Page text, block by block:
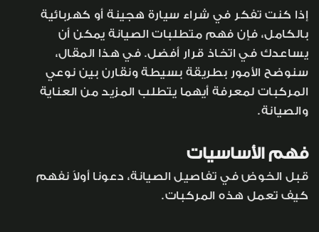
إذا كنت تفكر في شراء سيارة هجينة أو كهربائية
بالكامل، فإن فهم متطلبات الصيانة يمكن أن
يساعدك في اتخاذ قرار أفضل. في هذا المقال،
سنوضح الأمور بطريقة بسيطة ونقارن بين نوعي
المركبات لمعرفة أيهما يتطلب المزيد من العناية
والصيانة.
فهم الأساسيات
قبل الخوض في تفاصيل الصيانة، دعونا أولاً نفهم
كيف تعمل هذه المركبات.